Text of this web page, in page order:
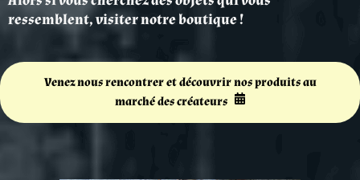
ressemblent, visiter notre boutique !
Venez nous rencontrer et découvrir nos produits au
marché des créateurs